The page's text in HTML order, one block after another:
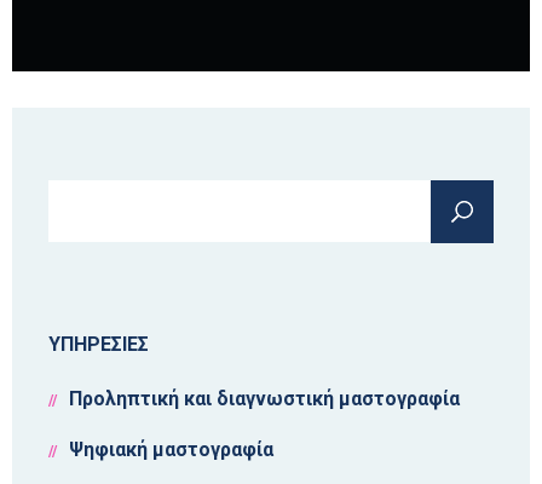
ΥΠΗΡΕΣΙΕΣ
Προληπτική και διαγνωστική μαστογραφία
Ψηφιακή μαστογραφία